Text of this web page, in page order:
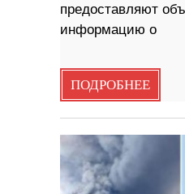
предоставляют
информацию о
ПОДРОБНЕЕ